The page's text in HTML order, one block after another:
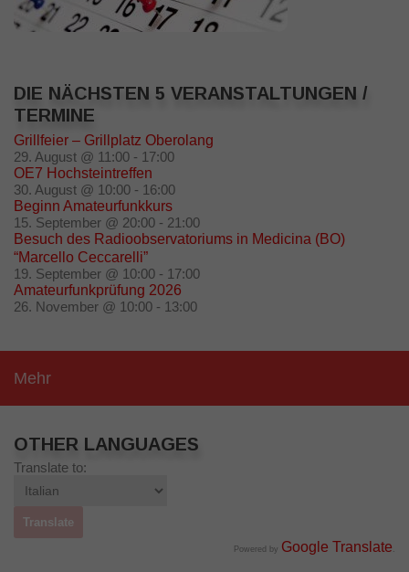
DIE NÄCHSTEN 5 VERANSTALTUNGEN /
TERMINE
Grillfeier – Grillplatz Oberolang
29. August @ 11:00 - 17:00
OE7 Hochsteintreffen
30. August @ 10:00 - 16:00
Beginn Amateurfunkkurs
15. September @ 20:00 - 21:00
Besuch des Radioobservatoriums in Medicina (BO)
“Marcello Ceccarelli”
19. September @ 10:00 - 17:00
Amateurfunkprüfung 2026
26. November @ 10:00 - 13:00
Mehr
OTHER LANGUAGES
Translate to:
Powered by Google Translate .